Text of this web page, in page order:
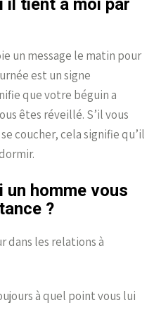
il tient à moi par
un message le matin pour
est un signe
que votre béguin a
êtes réveillé. S’il vous
coucher, cela signifie qu’il
un homme vous
?
dans les relations à
à quel point vous lui